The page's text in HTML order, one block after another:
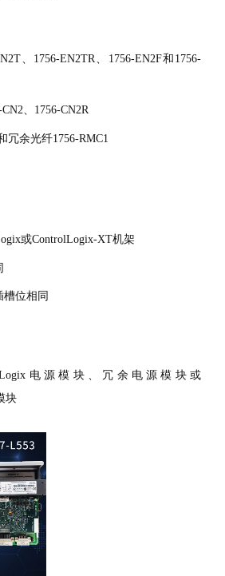
、1756-EN2TR、1756-EN2F和1756-
、1756-CN2R
冗余光纤1756-RMC1
或ControlLogix-XT机架
位相同
电源模块、冗余电源模块或
块